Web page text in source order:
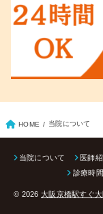
HOME 当院について
当院について 医師
診療時
© 2026 大阪京橋駅すぐ